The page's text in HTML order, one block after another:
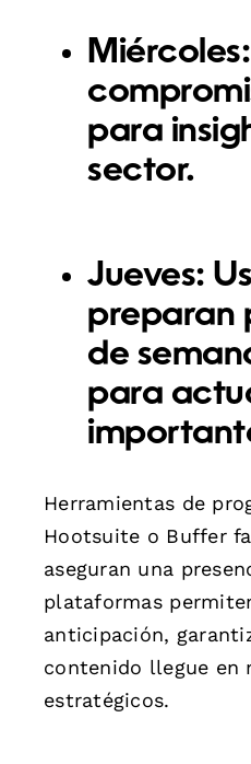
Miércoles:
para
sector.
Jueves:
preparan
de
para
Herramientas de
Hootsuite o Buffer
aseguran una
plataformas
anticipación,
contenido llegue en
estratégicos.